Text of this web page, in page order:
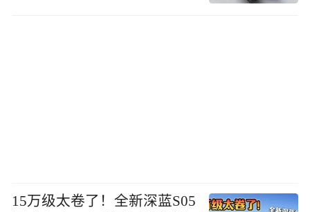
15万级太卷了！全新深蓝S05